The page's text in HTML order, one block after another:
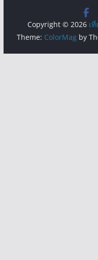
Copyright © 2026 เ
Theme: ColorMagby